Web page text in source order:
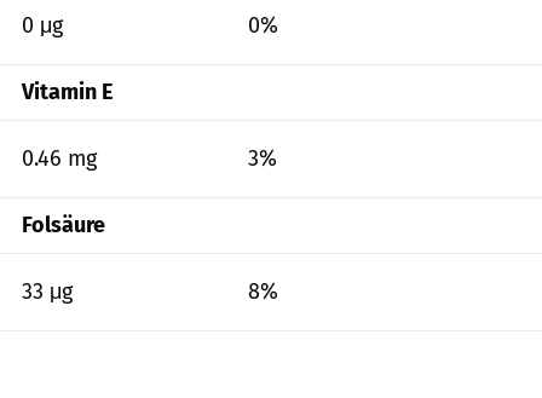
0 μg 0%
Vitamin E
0.46 mg 3%
Folsäure
33 μg 8%